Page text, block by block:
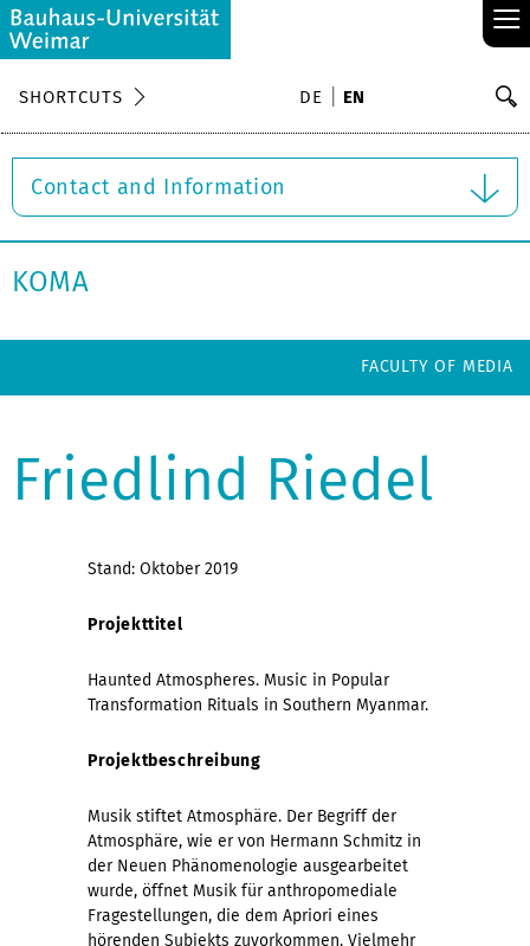
≡
SHORTCUTS DE EN
Contact and Information
KOMA
FACULTY OF MEDIA
Friedlind Riedel
Stand: Oktober 2019
Projekttitel
Haunted Atmospheres. Music in Popular
Transformation Rituals in Southern Myanmar.
Projektbeschreibung
Musik stiftet Atmosphäre. Der Begriff der
Atmosphäre, wie er von Hermann Schmitz in
der Neuen Phänomenologie ausgearbeitet
wurde, öffnet Musik für anthropomediale
Fragestellungen, die dem Apriori eines
hörenden Subjekts zuvorkommen. Vielmehr